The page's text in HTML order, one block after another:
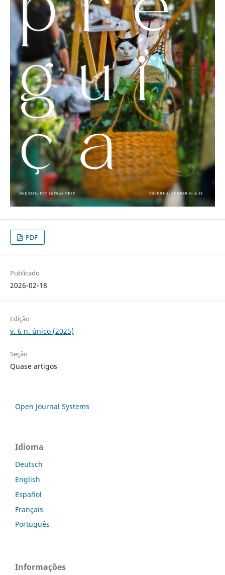
PDF
Publicado
2026-02-18
Edição
v. 6 n. único (2025)
Seção
Quase artigos
Open Journal Systems
Idioma
Deutsch
English
Español
Français
Português
Informações